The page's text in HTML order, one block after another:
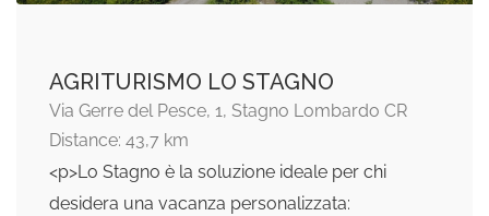
AGRITURISMO LO STAGNO
Via Gerre del Pesce, 1, Stagno Lombardo CR
Distance: 43,7 km
<p>Lo Stagno è la soluzione ideale per chi
desidera una vacanza personalizzata: